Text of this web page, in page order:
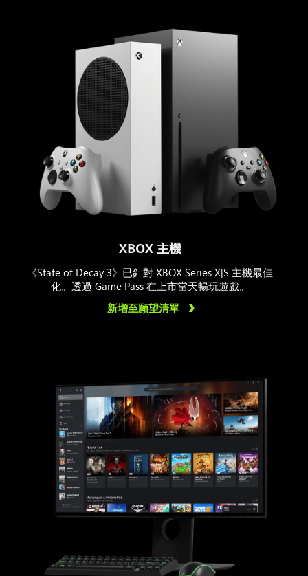
XBOX 主機
《State of Decay 3》已針對 XBOX Series X|S 主機最佳
化。透過 Game Pass 在上市當天暢玩遊戲。
新增至願望清單